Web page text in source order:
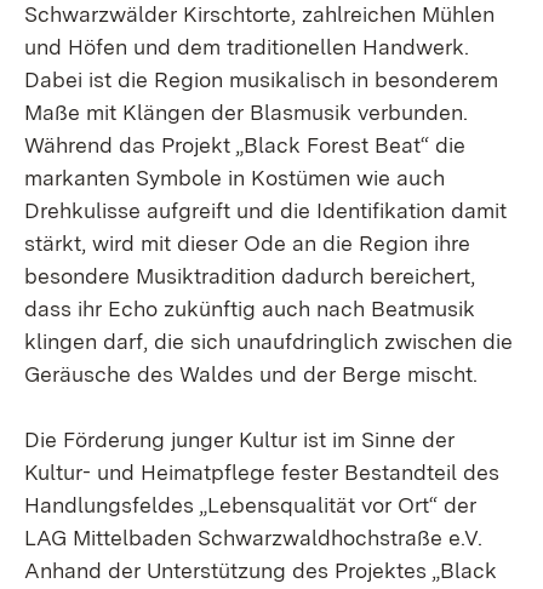
Schwarzwälder Kirschtorte, zahlreichen Mühlen
und Höfen und dem traditionellen Handwerk.
Dabei ist die Region musikalisch in besonderem
Maße mit Klängen der Blasmusik verbunden.
Während das Projekt „Black Forest Beat“ die
markanten Symbole in Kostümen wie auch
Drehkulisse aufgreift und die Identifikation damit
stärkt, wird mit dieser Ode an die Region ihre
besondere Musiktradition dadurch bereichert,
dass ihr Echo zukünftig auch nach Beatmusik
klingen darf, die sich unaufdringlich zwischen die
Geräusche des Waldes und der Berge mischt.
Die Förderung junger Kultur ist im Sinne der
Kultur- und Heimatpflege fester Bestandteil des
Handlungsfeldes „Lebensqualität vor Ort“ der
LAG Mittelbaden Schwarzwaldhochstraße e.V.
Anhand der Unterstützung des Projektes „Black